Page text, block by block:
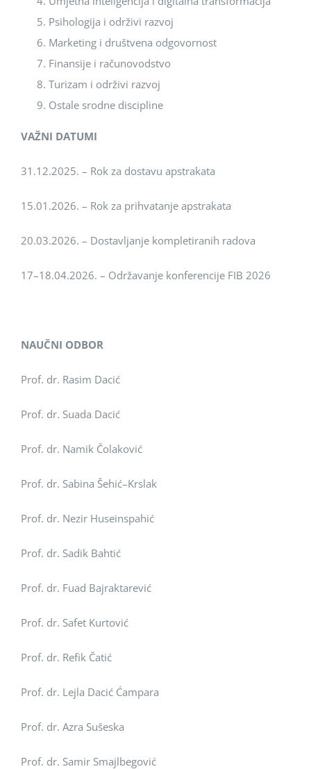
Psihologija i održivi razvoj
Marketing i društvena odgovornost
Finansije i računovodstvo
Turizam i održivi razvoj
Ostale srodne discipline
VAŽNI DATUMI
31.12.2025. – Rok za dostavu apstrakata
15.01.2026. – Rok za prihvatanje apstrakata
20.03.2026. – Dostavljanje kompletiranih radova
17–18.04.2026. – Održavanje konferencije FIB 2026
NAUČNI ODBOR
Prof. dr. Rasim Dacić
Prof. dr. Suada Dacić
Prof. dr. Namik Čolaković
Prof. dr. Sabina Šehić–Krslak
Prof. dr. Nezir Huseinspahić
Prof. dr. Sadik Bahtić
Prof. dr. Fuad Bajraktarević
Prof. dr. Safet Kurtović
Prof. dr. Refik Čatić
Prof. dr. Lejla Dacić Ćampara
Prof. dr. Azra Sušeska
Prof. dr. Samir Smajlbegović